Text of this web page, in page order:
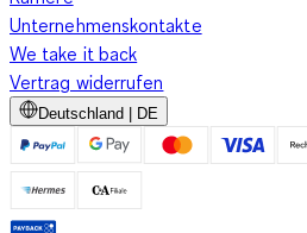
Unternehmenskontakte
We take it back
Vertrag widerrufen
Deutschland | DE